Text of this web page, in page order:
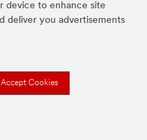
device to enhance site
deliver you advertisements
Accept Cookies